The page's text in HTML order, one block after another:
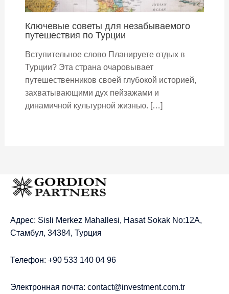
Ключевые советы для незабываемого
путешествия по Турции
Вступительное слово Планируете отдых в
Турции? Эта страна очаровывает
путешественников своей глубокой историей,
захватывающими дух пейзажами и
динамичной культурной жизнью. […]
Адрес: Sisli Merkez Mahallesi, Hasat Sokak No:12A,
Стамбул, 34384, Турция
Телефон: +90 533 140 04 96
Электронная почта: contact@investment.com.tr